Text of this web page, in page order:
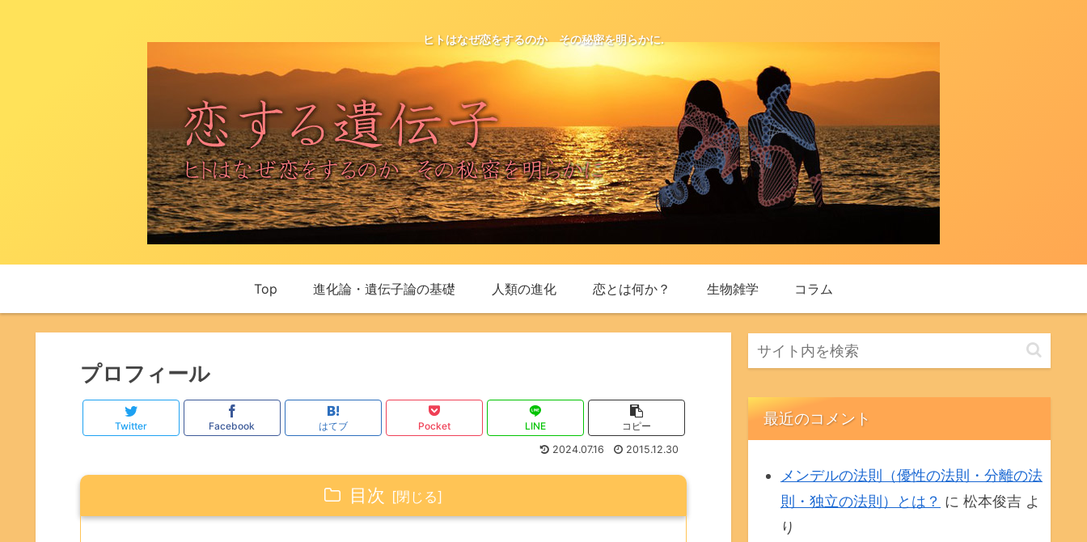
ヒトはなぜ恋をするのか その秘密を明らかに.
Top 進化論・遺伝子論の基礎 人類の進化 恋とは何か？ 生物雑学 コラム
プロフィール
Twitter Facebook はてブ Pocket LINE
コピー
2024.07.16
2015.12.30
目次
最近のコメント
メンデルの法則（優性の法則・分離の法
則・独立の法則）とは？ に 松本俊吉 よ
り